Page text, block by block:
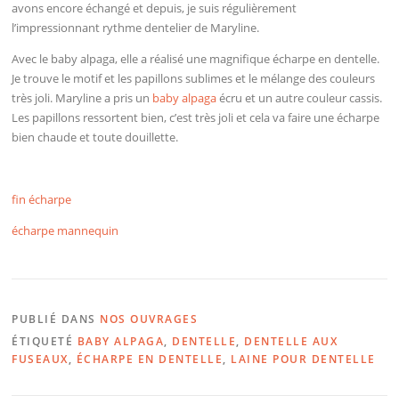
avons encore échangé et depuis, je suis régulièrement
l’impressionnant rythme dentelier de Maryline.
Avec le baby alpaga, elle a réalisé une magnifique écharpe en dentelle.
Je trouve le motif et les papillons sublimes et le mélange des couleurs
très joli. Maryline a pris un baby alpagaécru et un autre couleur cassis.
Les papillons ressortent bien, c’est très joli et cela va faire une écharpe
bien chaude et toute douillette.
fin écharpe
écharpe mannequin
PUBLIÉ DANS NOS OUVRAGES
ÉTIQUETÉ BABY ALPAGA, DENTELLE, DENTELLE AUX
FUSEAUX, ÉCHARPE EN DENTELLE, LAINE POUR DENTELLE